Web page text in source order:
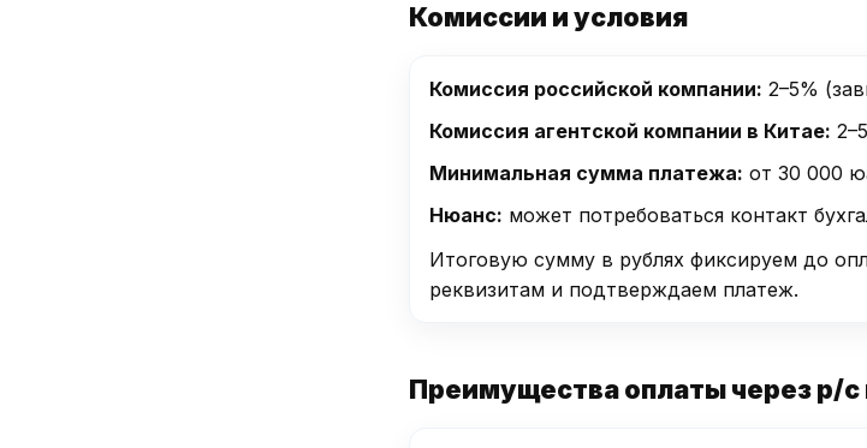
Комиссии и условия
Комиссия российской компании: 2–5%
Комиссия агентской компании в Китае:
Минимальная сумма платежа: от 30 000
Нюанс: может потребоваться контакт
Итоговую сумму в рублях фиксируем до
реквизитам и подтверждаем платеж.
Преимущества оплаты через р/с